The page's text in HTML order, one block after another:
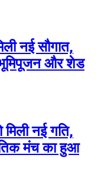
नई सौगात,
भूमिपूजन और शेड
मिली नई गति,
मंच का हुआ